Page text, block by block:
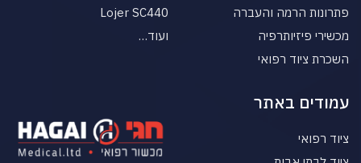
פתרונות הרמה והעברה
מכשירי פיזיותרפיה
השכרת ציוד רפואי
Lojer SC440
ועוד…
עמודים באתר
ציוד רפואי